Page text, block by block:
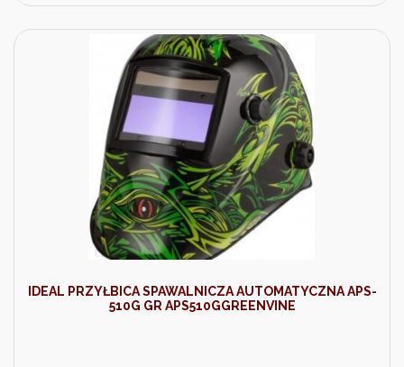
IDEAL PRZYŁBICA SPAWALNICZA AUTOMATYCZNA APS-
510G GR APS510GGREENVINE